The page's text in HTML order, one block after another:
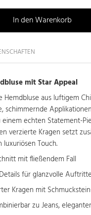
In den Warenkorb
mit Star Appeal
Hemdbluse aus luftigem
schimmernde
einem echten Statement-
verzierte Kragen setzt
Touch.
mit fließendem Fall
für glanzvolle Auftritte
Kragen mit
zu Jeans,